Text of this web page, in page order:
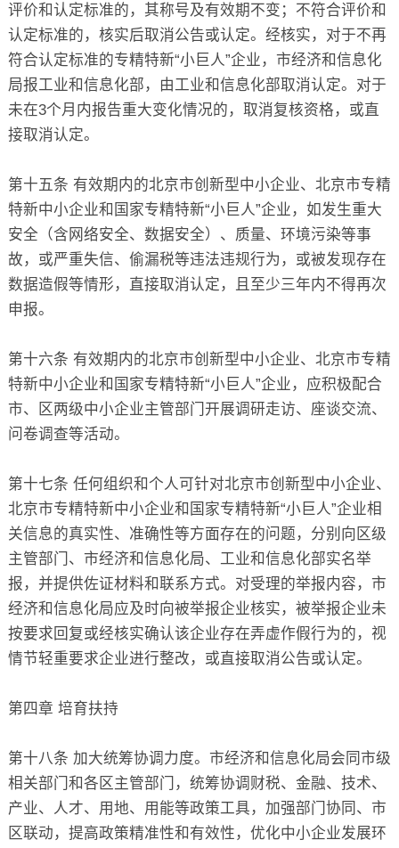
评价和认定标准的，其称号及有效期不变；不符合评价和
认定标准的，核实后取消公告或认定。经核实，对于不再
符合认定标准的专精特新“小巨人”企业，市经济和信息化
局报工业和信息化部，由工业和信息化部取消认定。对于
未在3个月内报告重大变化情况的，取消复核资格，或直
接取消认定。
第十五条 有效期内的北京市创新型中小企业、北京市专精
特新中小企业和国家专精特新“小巨人”企业，如发生重大
安全（含网络安全、数据安全）、质量、环境污染等事
故，或严重失信、偷漏税等违法违规行为，或被发现存在
数据造假等情形，直接取消认定，且至少三年内不得再次
申报。
第十六条 有效期内的北京市创新型中小企业、北京市专精
特新中小企业和国家专精特新“小巨人”企业，应积极配合
市、区两级中小企业主管部门开展调研走访、座谈交流、
问卷调查等活动。
第十七条 任何组织和个人可针对北京市创新型中小企业、
北京市专精特新中小企业和国家专精特新“小巨人”企业相
关信息的真实性、准确性等方面存在的问题，分别向区级
主管部门、市经济和信息化局、工业和信息化部实名举
报，并提供佐证材料和联系方式。对受理的举报内容，市
经济和信息化局应及时向被举报企业核实，被举报企业未
按要求回复或经核实确认该企业存在弄虚作假行为的，视
情节轻重要求企业进行整改，或直接取消公告或认定。
第四章 培育扶持
第十八条 加大统筹协调力度。市经济和信息化局会同市级
相关部门和各区主管部门，统筹协调财税、金融、技术、
产业、人才、用地、用能等政策工具，加强部门协同、市
区联动，提高政策精准性和有效性，优化中小企业发展环